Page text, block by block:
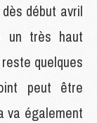
début avril
un très haut
quelques
peut être
va également